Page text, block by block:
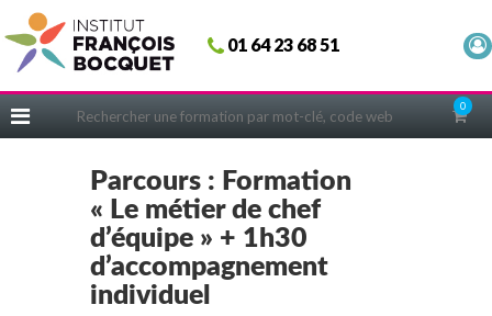
01 64 23 68 51
0
Fermer
ACCUEIL
CERIFICATIONS
INTRAS | SUR-MESURE
COACHING
EN PRATIQUE
NOUS CONNAÎTRE
Parcours : Formation
« Le métier de chef
d’équipe » + 1h30
d’accompagnement
individuel